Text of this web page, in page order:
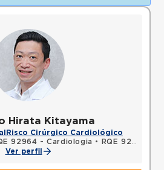
Hirata Kitayama
Risco Cirúrgico Cardiológico
92964 - Cardiologia •
RQE 92965 - Clínica médica
Ver perfil